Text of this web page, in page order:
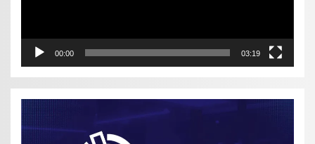
00:00 03:19